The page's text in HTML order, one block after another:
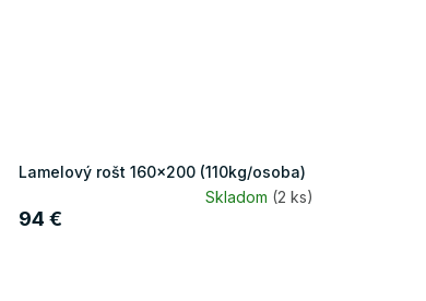
Lamelový rošt 160x200 (110kg/osoba)
Skladom (2 ks)
94 €